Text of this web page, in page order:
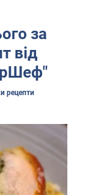
за
від
рецепти